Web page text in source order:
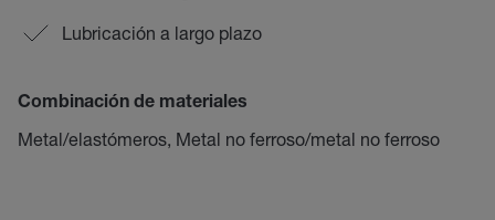
Lubricación a largo plazo
Combinación de materiales
Metal/elastómeros, Metal no ferroso/metal no ferroso